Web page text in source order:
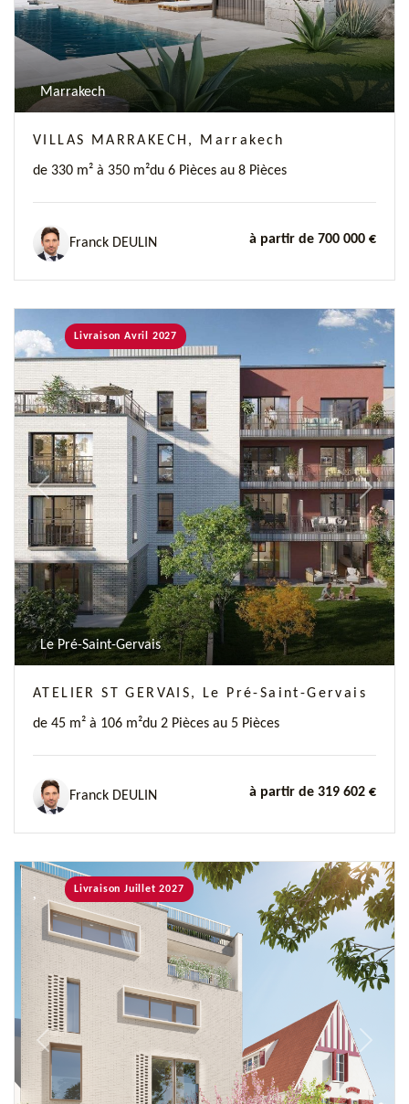
Marrakech
VILLAS MARRAKECH, Marrakech
de 330 m² à 350 m²du 6 Pièces au 8 Pièces
Franck DEULIN à partir de 700 000 €
Previous Next
Livraison Avril 2027
Le Pré-Saint-Gervais
ATELIER ST GERVAIS, Le Pré-Saint-Gervais
de 45 m² à 106 m²du 2 Pièces au 5 Pièces
Franck DEULIN à partir de 319 602 €
Previous Next
Livraison Juillet 2027